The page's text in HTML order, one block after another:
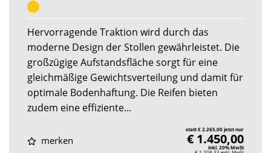
Hervorragende Traktion wird durch das
moderne Design der Stollen gewährleistet. Die
großzügige Aufstandsfläche sorgt für eine
gleichmäßige Gewichtsverteilung und damit für
optimale Bodenhaftung. Die Reifen bieten
zudem eine effiziente...
merken
statt € 2.265,00 jetzt nur
€ 1.450,00
inkl. 20% MwSt